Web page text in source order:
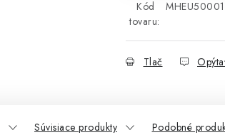
Kód
tovaru:
Tlač
Súvisiace produkty Podobné